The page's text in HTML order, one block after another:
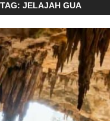
TAG:JELAJAH GUA